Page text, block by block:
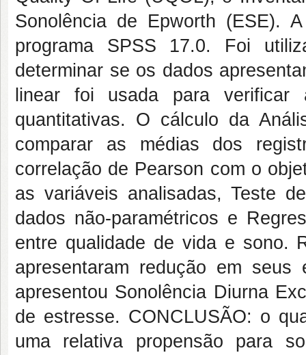
Sonolência de Epworth (ESE).
programa SPSS 17.0. Foi
determinar se os dados
linear foi usada para verificar
quantitativas. O cálculo da
comparar as médias dos
correlação de Pearson com o
as variáveis analisadas, Teste
dados não-paramétricos e
entre qualidade de vida e sono.
apresentaram redução em
apresentou Sonolência Diurna
de estresse. CONCLUSÃO: o
uma relativa propensão para